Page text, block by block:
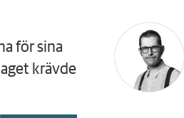
för sina
krävde